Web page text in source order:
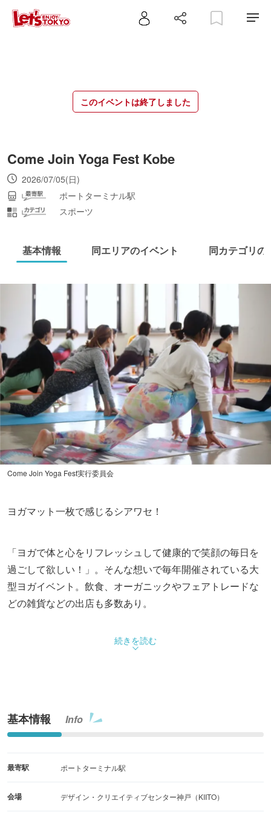
このイベントは終了しました
Come Join Yoga Fest Kobe
2026/07/05(日)
ポートターミナル駅
スポーツ
基本情報 同エリアのイベント 同カテゴリの
Come Join Yoga Fest実行委員会
ヨガマット一枚で感じるシアワセ！
「ヨガで体と心をリフレッシュして健康的で笑顔の毎日を
過ごして欲しい！」。そんな想いで毎年開催されている大
型ヨガイベント。飲食、オーガニックやフェアトレードな
どの雑貨などの出店も多数あり。
続きを読む
基本情報 Info
最寄駅 ポートターミナル駅
会場 デザイン・クリエイティブセンター神戸（KIITO）